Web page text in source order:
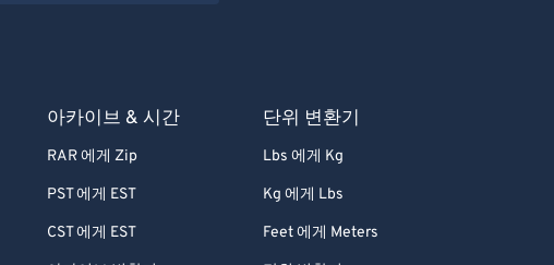
아카이브 & 시간
RAR 에게 Zip
PST 에게 EST
CST 에게 EST
단위 변환기
Lbs 에게 Kg
Kg 에게 Lbs
Feet 에게 Meters